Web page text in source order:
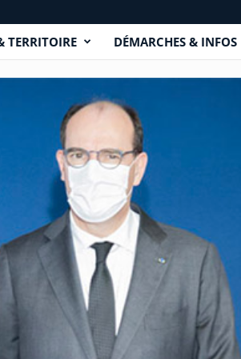
TERRITOIRE DÉMARCHES & INFOS